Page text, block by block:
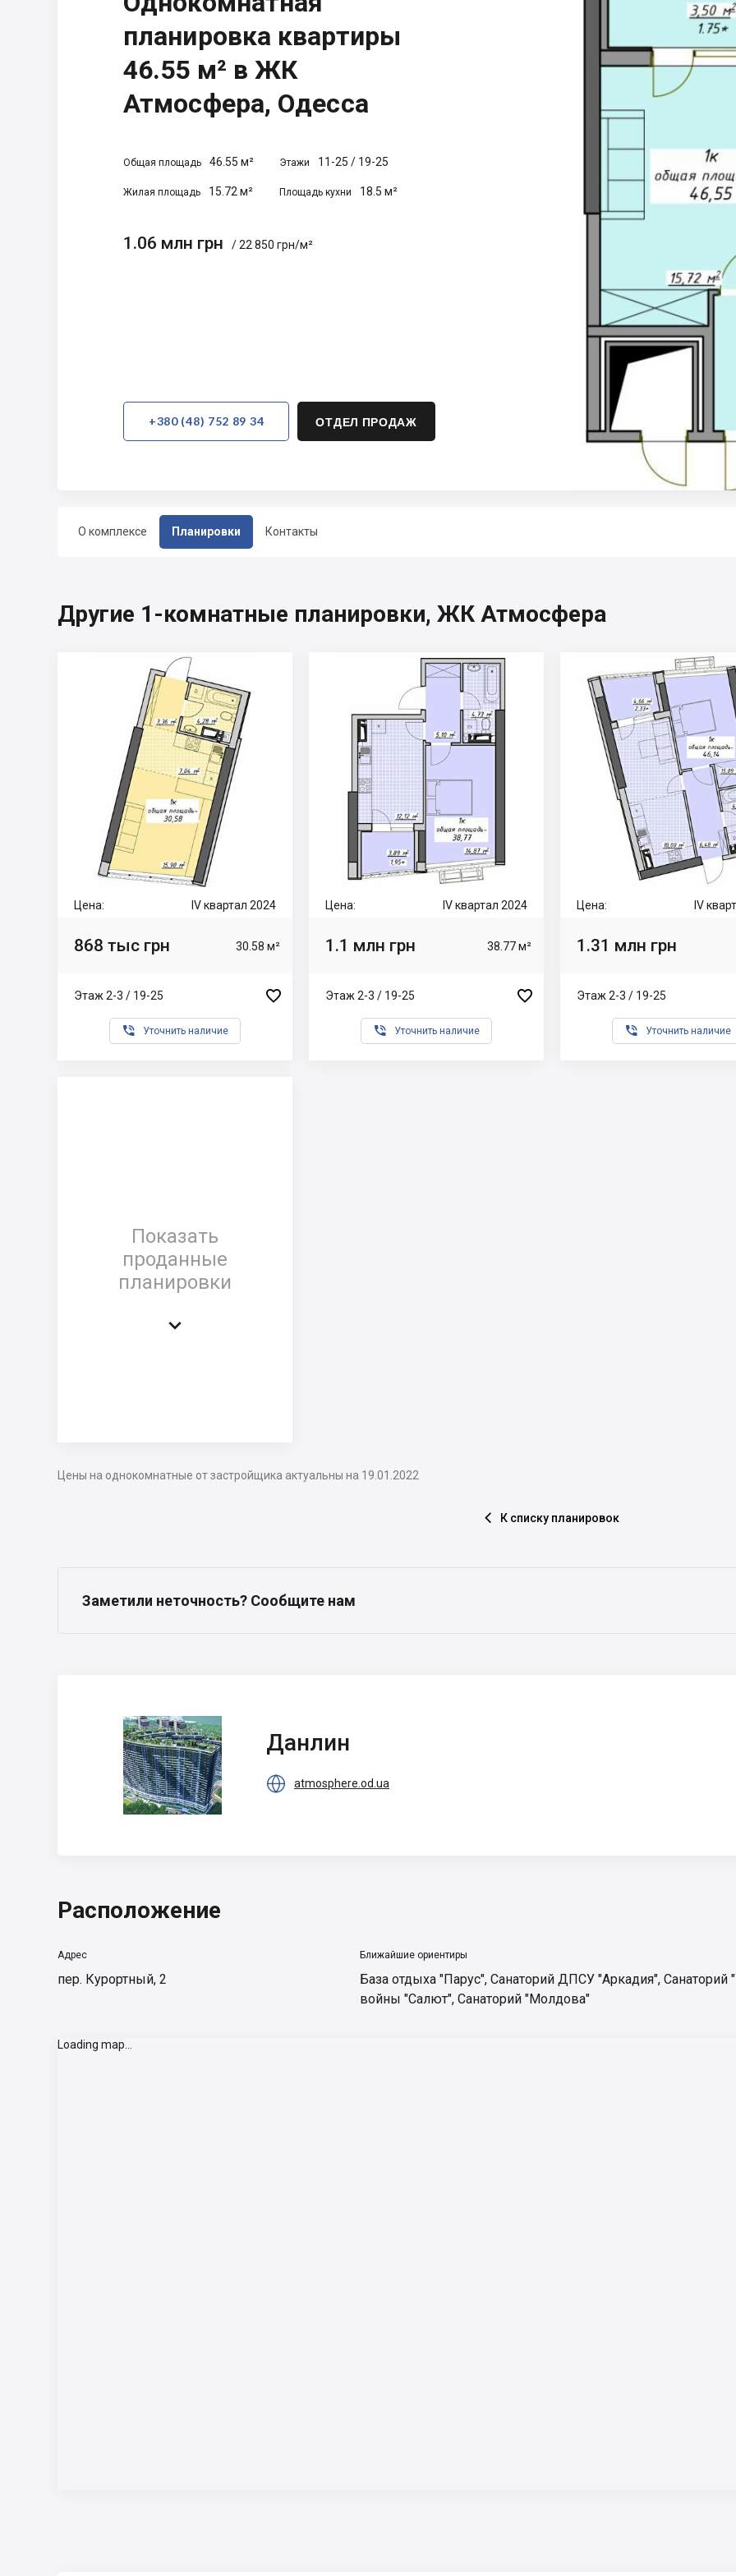
О комплексе Планировки Контакты
планировка квартиры
46.55 м² в ЖК
Атмосфера, Одесса
Общая площадь 46.55 м² Этажи 11-25 / 19-25
Жилая площадь 15.72 м² Площадь кухни 18.5 м²
1.06 млн грн / 22 850 грн/м²
+380 (48) 752 89 34 ОТДЕЛ ПРОДАЖ
Другие 1-комнатные планировки, ЖК Атмосфера
Цена: IV квартал 2024
868 тыс грн 30.58 м²
Этаж 2-3 / 19-25 
 Уточнить наличие
Цена: IV квартал 2024
1.1 млн грн 38.77 м²
Этаж 2-3 / 19-25 
 Уточнить наличие
Цена: IV
1.31 млн грн
Этаж 2-3 / 19-25
 Уточнить наличие
Показать
проданные
планировки

Цены на однокомнатные от застройщика актуальны на 19.01.2022
 К списку планировок
Заметили неточность? Сообщите нам
Данлин
Данлин
 atmosphere.od.ua
Расположение
Адрес
пер. Курортный, 2
Ближайшие ориентиры
База отдыха "Парус", Санаторий ДПСУ "Аркадия", Санаторий
войны "Салют", Санаторий "Молдова"
Loading map...